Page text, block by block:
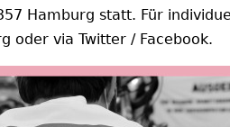
Hamburg statt. Für
oder via Twitter / Facebook.